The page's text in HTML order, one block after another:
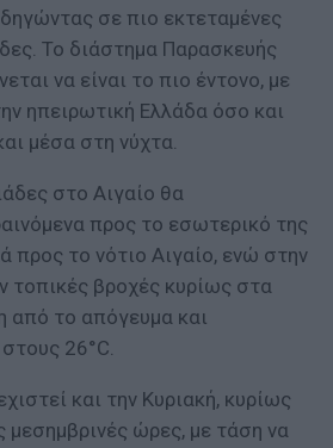
σε πιο εκτεταμένες
Το διάστημα Παρασκευής
να είναι το πιο έντονο, με
ηπειρωτική Ελλάδα όσο και
μέσα στη νύχτα.
στο Αιγαίο θα
προς το εσωτερικό της
προς το νότιο Αιγαίο, ενώ στην
τοπικές βροχές κυρίως στα
από το απόγευμα και
26°C.
και την Κυριακή, κυρίως
μεσημβρινές ώρες, με τάση να